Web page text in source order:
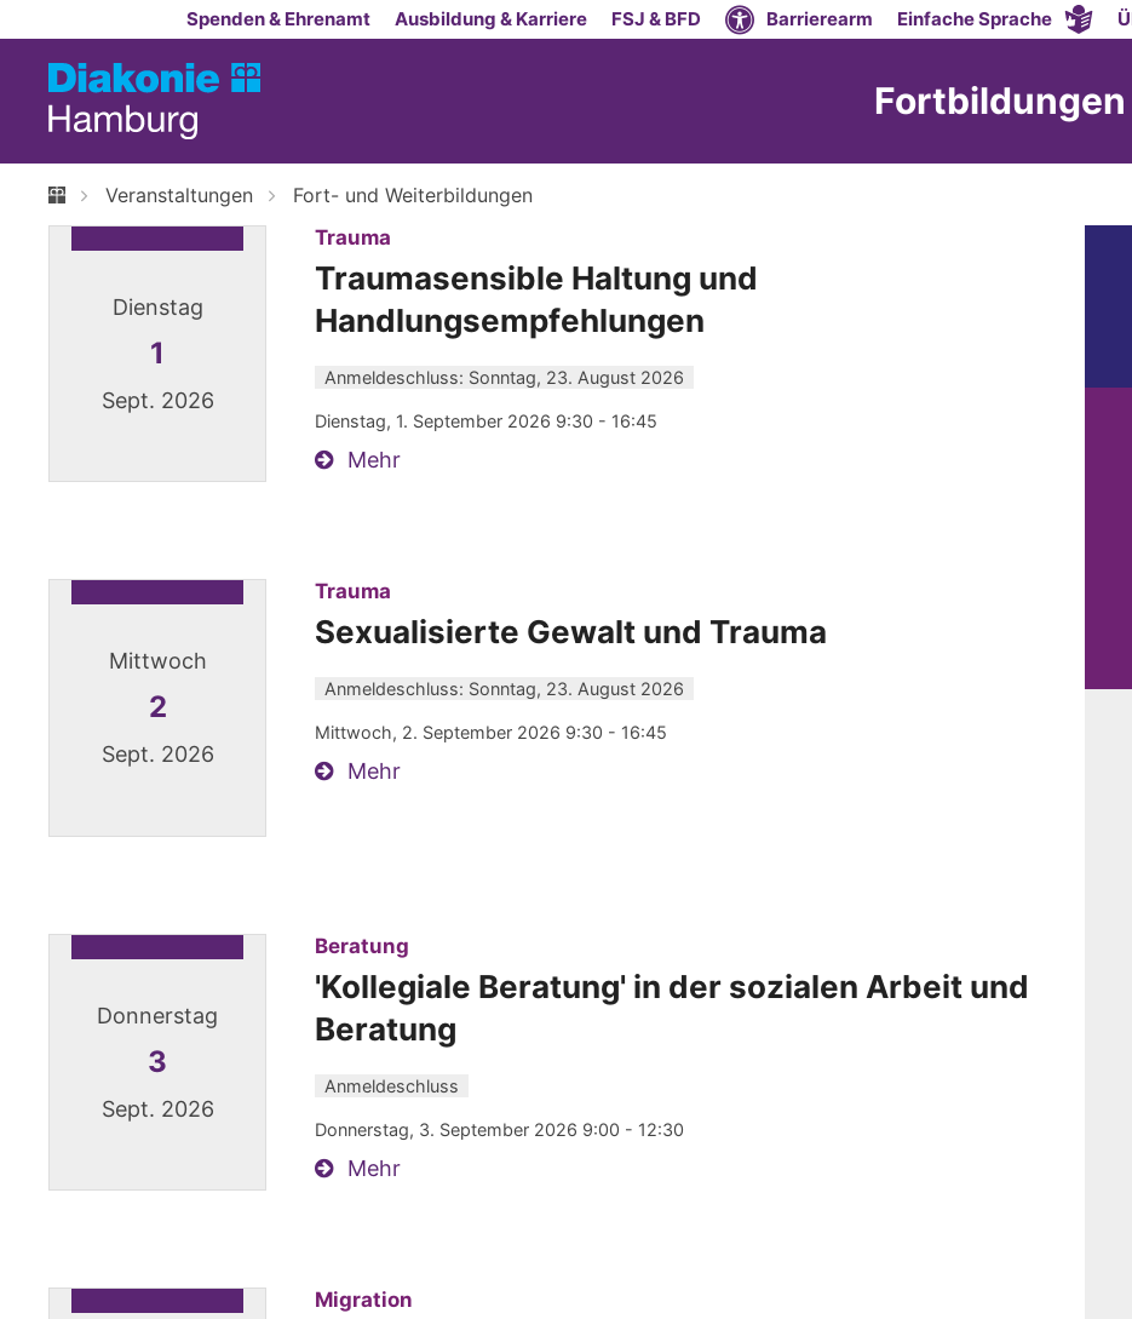
Zum Inhalt springenSpenden & Ehrenamt Ausbildung & Karriere FSJ & BFD Barrierearm Einfache Sprache
Veranstaltungen Fort- und Weiterbildungen
Dienstag
1
Sept. 2026
Trauma
Traumasensible Haltung und
Handlungsempfehlungen
Anmeldeschluss: Sonntag, 23. August 2026
Dienstag, 1. September 2026 9:30 - 16:45
Mehr
Mittwoch
2
Sept. 2026
Trauma
Sexualisierte Gewalt und Trauma
Anmeldeschluss: Sonntag, 23. August 2026
Mittwoch, 2. September 2026 9:30 - 16:45
Mehr
Donnerstag
3
Sept. 2026
Beratung
'Kollegiale Beratung' in der sozialen Arbeit und
Beratung
Anmeldeschluss
Donnerstag, 3. September 2026 9:00 - 12:30
Mehr
Migration